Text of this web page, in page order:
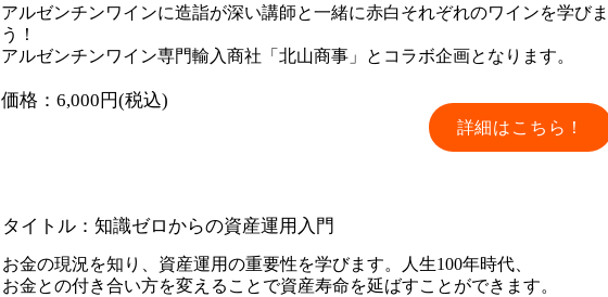
アルゼンチンワインに造詣が深い講師と一緒に赤白それぞれのワインを学び
う！
アルゼンチンワイン専門輸入商社「北山商事」とコラボ企画となります。
​価格：6,000円(税込)
詳細はこちら！
​タイトル：知識ゼロからの資産運用入門
お金の現況を知り、資産運用の重要性を学びます。人生100年時代、
お金との付き合い方を変えることで資産寿命を延ばすことができます。